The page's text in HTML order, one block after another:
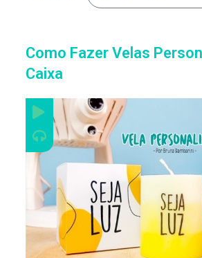
Como Fazer Velas
Caixa